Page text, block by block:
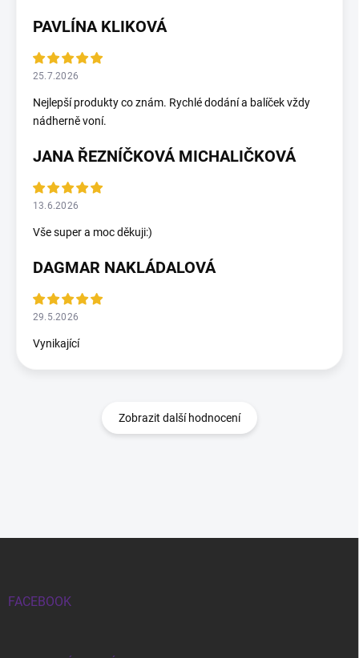
PAVLÍNA KLIKOVÁ
25.7.2026
Nejlepší produkty co znám. Rychlé dodání a balíček vždy
nádherně voní.
JANA ŘEZNÍČKOVÁ MICHALIČKOVÁ
13.6.2026
Vše super a moc děkuji:)
DAGMAR NAKLÁDALOVÁ
29.5.2026
Vynikající
Zobrazit další hodnocení
FACEBOOK